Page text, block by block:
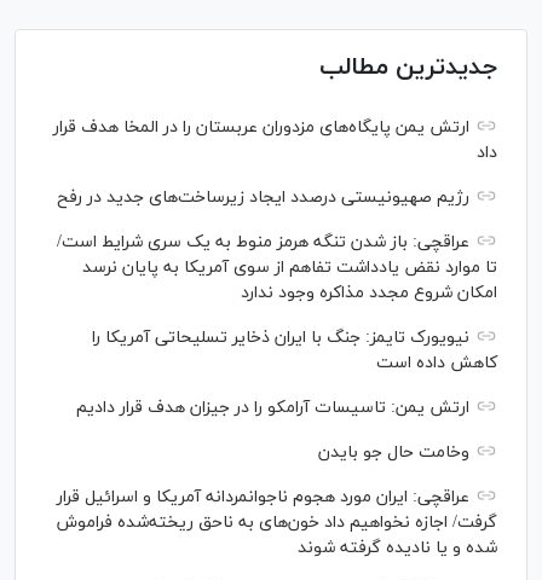
جدیدترین مطالب
ارتش یمن پایگاه‌های مزدوران عربستان را در المخا هدف قرار
داد
رژیم صهیونیستی درصدد ایجاد زیرساخت‌های جدید در رفح
عراقچی: باز شدن تنگه هرمز منوط به یک سری شرایط است/
تا موارد نقض یادداشت تفاهم از سوی آمریکا به پایان نرسد
امکان شروع مجدد مذاکره وجود ندارد
نیویورک تایمز: جنگ با ایران ذخایر تسلیحاتی آمریکا را
کاهش داده است
ارتش یمن: تاسیسات آرامکو را در جیزان هدف قرار دادیم
وخامت حال جو بایدن
عراقچی: ایران مورد هجوم ناجوانمردانه آمریکا و اسرائیل قرار
گرفت/ اجازه نخواهیم داد خون‌های به ناحق ریخته‌شده فراموش
شده و یا نادیده گرفته شوند